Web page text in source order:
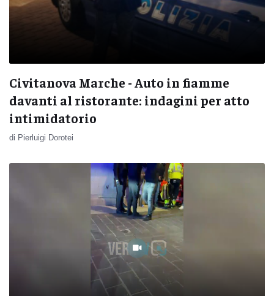
Civitanova Marche - Auto in fiamme
davanti al ristorante: indagini per atto
intimidatorio
di Pierluigi Dorotei